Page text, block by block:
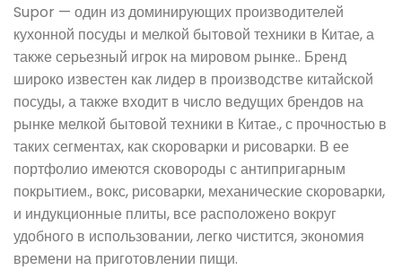
Supor — один из доминирующих производителей
кухонной посуды и мелкой бытовой техники в Китае, а
также серьезный игрок на мировом рынке.. Бренд
широко известен как лидер в производстве китайской
посуды, а также входит в число ведущих брендов на
рынке мелкой бытовой техники в Китае., с прочностью в
таких сегментах, как скороварки и рисоварки. В ее
портфолио имеются сковороды с антипригарным
покрытием., вокс, рисоварки, механические скороварки,
и индукционные плиты, все расположено вокруг
удобного в использовании, легко чистится, экономия
времени на приготовлении пищи.